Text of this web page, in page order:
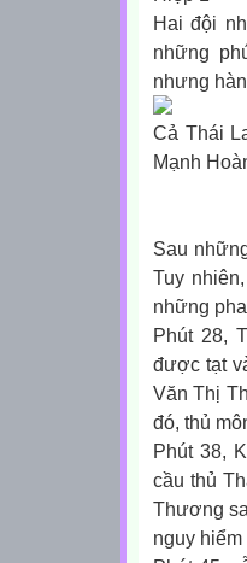
Hai đội
những
nhưng
Cả Thái
Mạnh
Sau
Tuy
những
Phút 28,
được tạt
Văn Thị
đó, thủ
Phút 38,
cầu thủ
Thương
nguy